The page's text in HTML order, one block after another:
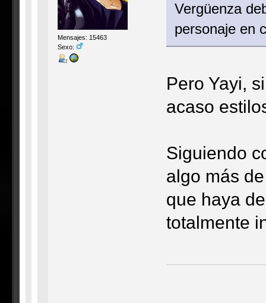
Mensajes: 15463
Sexo:
Vergüenza
personaje en
Pero Yayi,
acaso
Siguiendo
algo más
que haya
totalmente